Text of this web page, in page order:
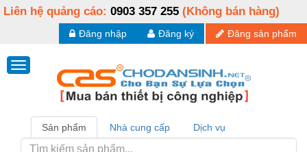
Liên hệ quảng cáo: 0903 357 255 (Không bán hàng)
Đăng sản phẩm
Đăng ký
Đăng nhập
Sản phẩm Nhà cung cấp Dịch vụ